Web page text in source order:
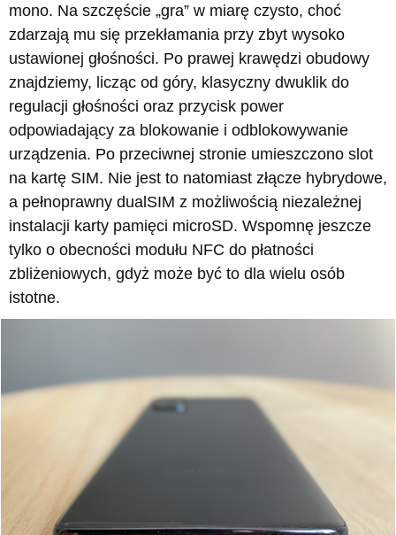
mono. Na szczęście „gra” w miarę czysto, choć
zdarzają mu się przekłamania przy zbyt wysoko
ustawionej głośności. Po prawej krawędzi obudowy
znajdziemy, licząc od góry, klasyczny dwuklik do
regulacji głośności oraz przycisk power
odpowiadający za blokowanie i odblokowywanie
urządzenia. Po przeciwnej stronie umieszczono slot
na kartę SIM. Nie jest to natomiast złącze hybrydowe,
a pełnoprawny dualSIM z możliwością niezależnej
instalacji karty pamięci microSD. Wspomnę jeszcze
tylko o obecności modułu NFC do płatności
zbliżeniowych, gdyż może być to dla wielu osób
istotne.